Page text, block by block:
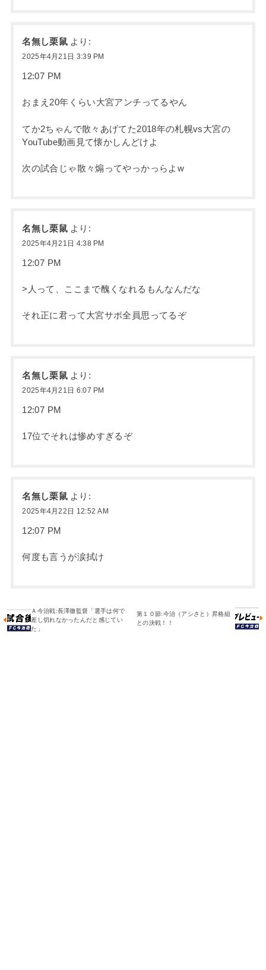
名無し栗鼠 より:
2025年4月21日 3:39 PM
12:07 PM
おまえ20年くらい大宮アンチってるやん
てか2ちゃんで散々あげてた2018年の札幌vs大宮の
YouTube動画見て懐かしんどけよ
次の試合じゃ散々煽ってやっかっらよw
名無し栗鼠 より:
2025年4月21日 4:38 PM
12:07 PM
>人って、ここまで醜くなれるもんなんだな
それ正に君って大宮サポ全員思ってるぞ
名無し栗鼠 より:
2025年4月21日 6:07 PM
12:07 PM
17位でそれは惨めすぎるぞ
名無し栗鼠 より:
2025年4月22日 12:52 AM
12:07 PM
何度も言うが涙拭け
Ａ今治戦:長澤徹監督「選手は何で
差し切れなかったんだと感じてい
た」
第１０節:今治（アシさと）昇格組
との決戦！！